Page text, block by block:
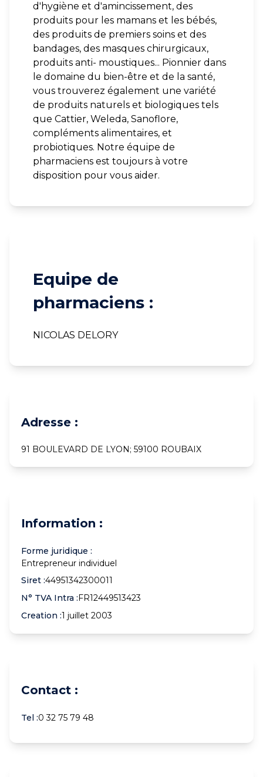
d'hygiène et d'amincissement, des
produits pour les mamans et les bébés,
des produits de premiers soins et des
bandages, des masques chirurgicaux,
produits anti- moustiques... Pionnier dans
le domaine du bien-être et de la santé,
vous trouverez également une variété
de produits naturels et biologiques tels
que Cattier, Weleda, Sanoflore,
compléments alimentaires, et
probiotiques. Notre équipe de
pharmaciens est toujours à votre
disposition pour vous aider.
Equipe de
pharmaciens :
NICOLAS DELORY
Adresse :
91 BOULEVARD DE LYON; 59100 ROUBAIX
Information :
Forme juridique :
Entrepreneur individuel
Siret :44951342300011
N° TVA Intra :FR12449513423
Creation :1 juillet 2003
Contact :
Tel :0 32 75 79 48